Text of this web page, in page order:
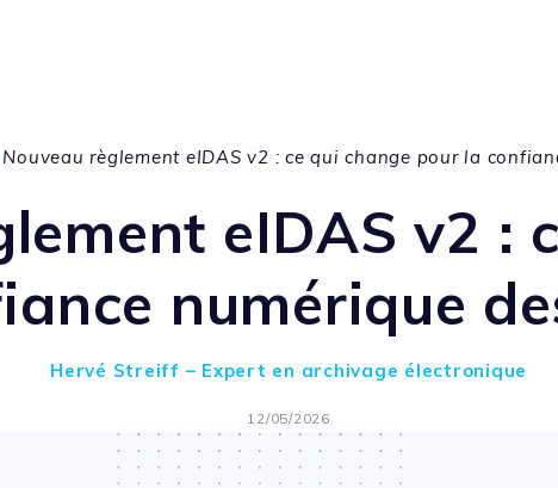
Nouveau règlement eIDAS v2 : ce qui change pour la
eIDAS v2 :
numérique
Hervé Streiff – Expert en archivage électronique
12/05/2026